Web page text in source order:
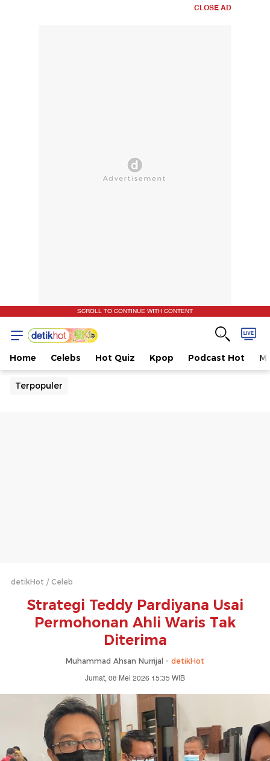
CLOSE AD
SCROLL TO CONTINUE WITH CONTENT
Home Celebs Hot Quiz Kpop Podcast Hot
Terpopuler
detikHot Celeb
Strategi Teddy Pardiyana Usai
Permohonan Ahli Waris Tak
Diterima
Muhammad Ahsan Nurrijal - detikHot
Jumat, 08 Mei 2026 15:35 WIB